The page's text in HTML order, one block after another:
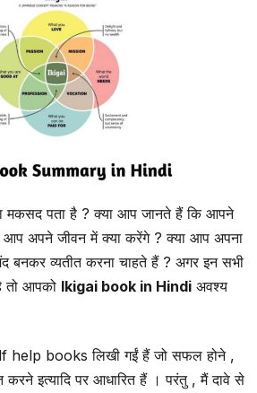
मकसद पता है ? क्या आप जानते हैं कि आपने
आप अपने जीवन में क्या करेंगे ? क्या आप अपना
बनकर व्यतीत करना चाहते हैं ? अगर इन सभी
तो आपको Ikigai book in Hindi अवश्य
help books लिखी गईं हैं जो सफल होने ,
करने इत्यादि पर आधारित हैं । परंतु , मैं दावे से